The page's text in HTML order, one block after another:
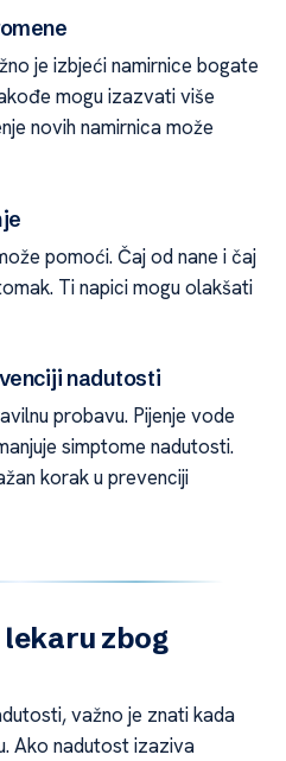
je izbjeći namirnice bogate
mogu izazvati više
novih namirnica može
pomoći. Čaj od nane i čaj
Ti napici mogu olakšati
nadutosti
probavu. Pijenje vode
simptome nadutosti.
korak u prevenciji
zbog
važno je znati kada
Ako nadutost izaziva